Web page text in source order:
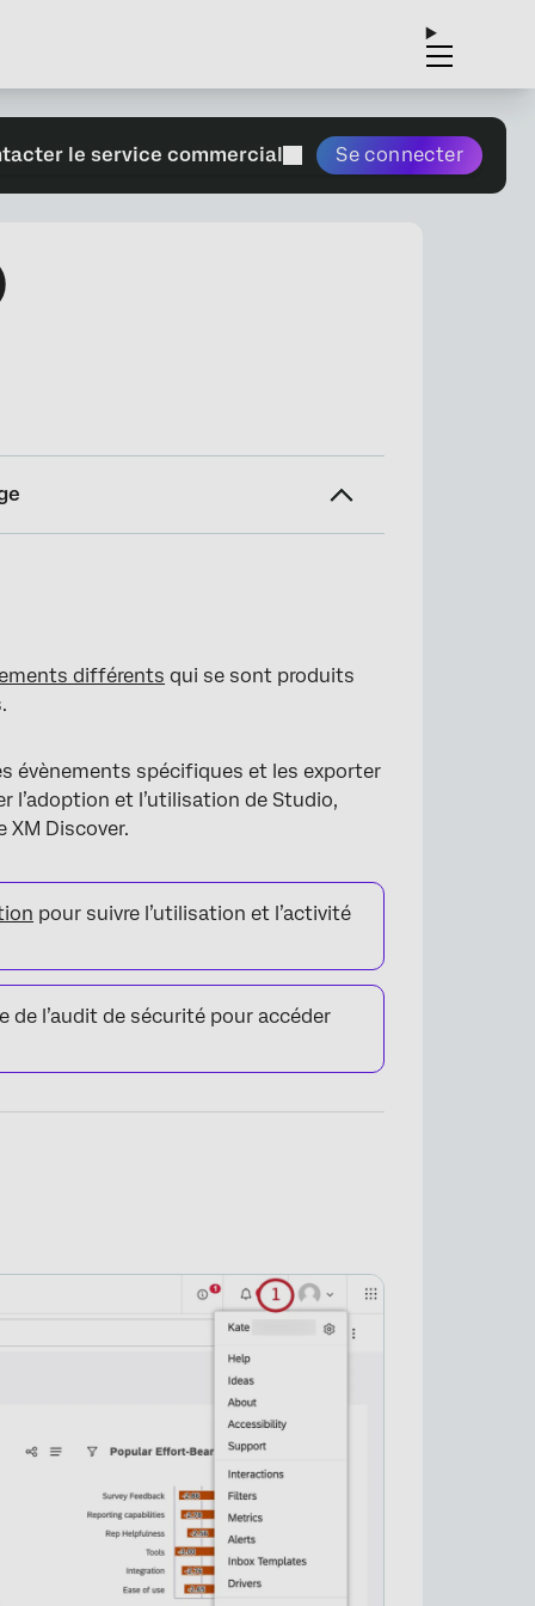
le service commercial Se connecter
différents qui se sont produits
évènements spécifiques et les exporter
l’adoption et l’utilisation de Studio,
XM Discover.
pour suivre l’utilisation et l’activité
de l’audit de sécurité pour accéder